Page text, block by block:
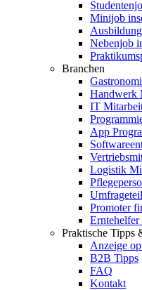
Minijob
Nebenjob
Branchen
Handwerk
IT
App
Logistik
Promoter
Erntehelfer
Praktische Tipps
Anzeige
B2B Tipps
FAQ
Kontakt